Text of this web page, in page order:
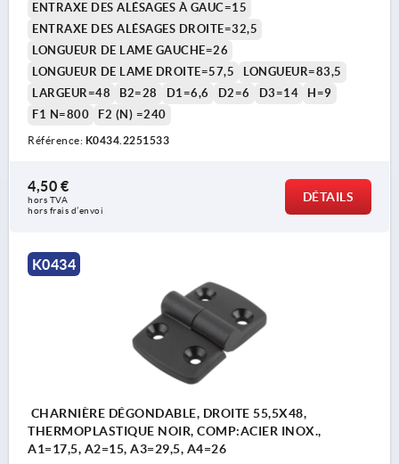
ENTRAXE DES ALÉSAGES À GAUC=15
ENTRAXE DES ALÉSAGES DROITE=32,5
LONGUEUR DE LAME GAUCHE=26
LONGUEUR DE LAME DROITE=57,5
LONGUEUR=83,5
LARGEUR=48
B2=28 D1=6,6 D2=6 D3=14
H=9
F1 N=800
F2 (N) =240
Référence: K0434.2251533
4,50 €
hors TVA
hors frais d’envoi
DÉTAILS
K0434
CHARNIÈRE DÉGONDABLE, DROITE 55,5X48,
THERMOPLASTIQUE NOIR, COMP:ACIER INOX.,
A1=17,5, A2=15, A3=29,5, A4=26